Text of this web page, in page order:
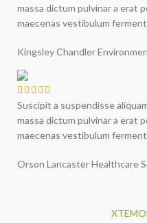
massa dictum pulvinar a erat
maecenas vestibulum
Kingsley Chandler
Suscipit a suspendisse
massa dictum pulvinar a erat
maecenas vestibulum
Orson LancasterHealthcare